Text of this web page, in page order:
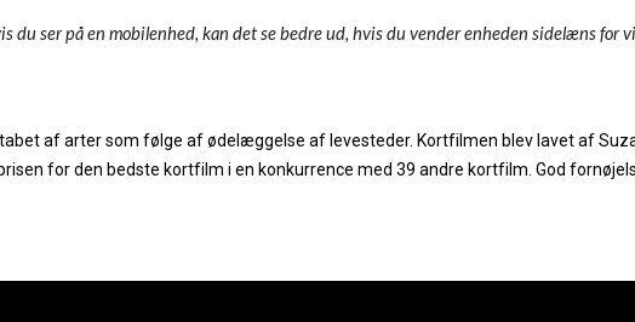
du ser på en mobilenhed, kan det se bedre ud, hvis du vender enheden sidelæns for
af arter som følge af ødelæggelse af levesteder. Kortfilmen blev lavet af
for den bedste kortfilm i en konkurrence med 39 andre kortfilm. God